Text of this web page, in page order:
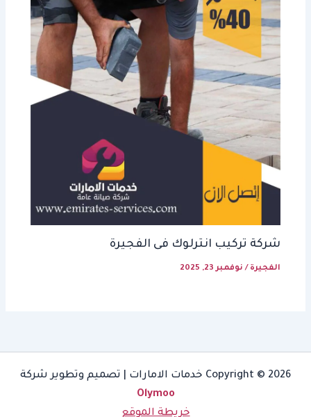
شركة تركيب انترلوك فى الفجيرة
الفجيرة / نوفمبر 23, 2025
Copyright © 2026 خدمات الامارات | تصميم وتطوير شركة
Olymoo
خريطة الموقع